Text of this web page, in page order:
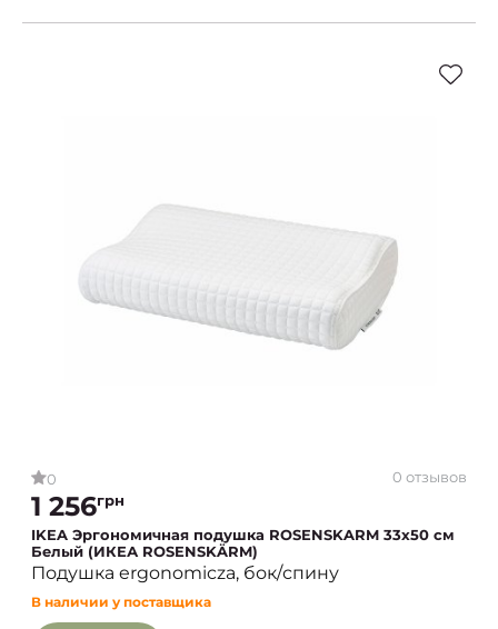
0 0 отзывов
1 256грн
IKEA Эргономичная подушка ROSENSKARM 33х50 см
Белый (ИКЕА ROSENSKÄRM)
Подушка ergonomicza, бок/спину
В наличии у поставщика